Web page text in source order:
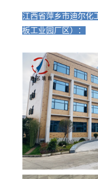
江西省萍乡市迪尔化
板工业园厂区）：